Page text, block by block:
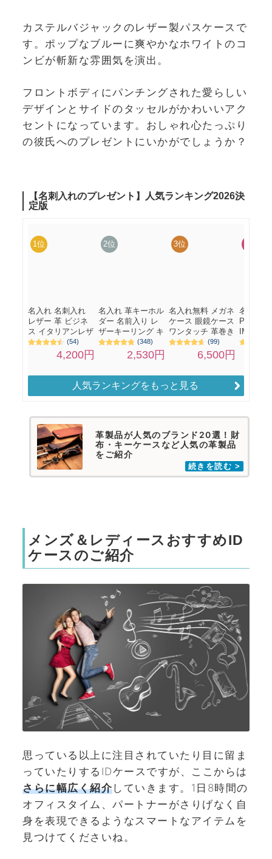
カステルバジャックのレザー製パスケースで
す。ポップなブルーに爽やかなホワイトのコ
ンビが斬新な雰囲気を演出。
フロントボディにパンチングされた愛らしい
デザインとサイドのタッセルがかわいいアク
セントになっています。おしゃれ心たっぷり
の彼氏へのプレゼントにいかがでしょうか？
人気ランキングをもっと見る
革製品が人気のブランド20選！財
布・キーケースなど人気の革製品
をご紹介
メンズ＆レディースおすすめID
ケースのご紹介
思っている以上に注目されていたり目に留ま
っていたりするIDケースですが、ここからは
さらに幅広く紹介していきます。1日8時間の
オフィスタイム、パートナーがさりげなく自
身を表現できるようなスマートなアイテムを
見つけてくださいね。